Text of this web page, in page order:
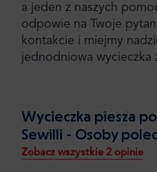
a jeden z naszych
odpowie na Twoje
kontakcie i miejmy
jednodniowa wycieczka
Wycieczka piesza
Sewilli - Osoby
Zobacz wszystkie 2 opinie